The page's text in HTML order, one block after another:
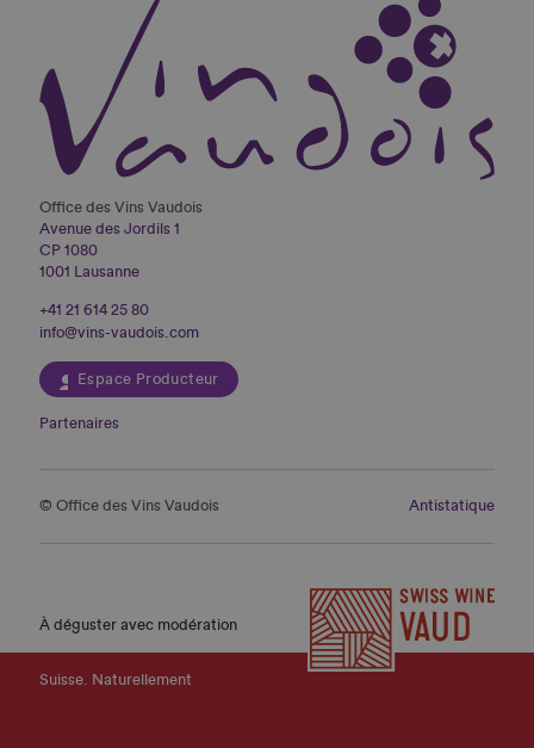
Office des Vins Vaudois
Avenue des Jordils 1
CP 1080
1001 Lausanne
+41 21 614 25 80
info@vins-vaudois.com
Espace Producteur
Partenaires
© Office des Vins Vaudois Antistatique
À déguster avec modération
Suisse. Naturellement